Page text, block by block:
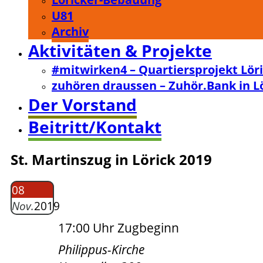
U81
Archiv
Aktivitäten & Projekte
#mitwirken4 – Quartiersprojekt
zuhören draussen – Zuhör.Bank in
Der Vorstand
Beitritt/Kontakt
St. Martinszug in Lörick 2019
08
Nov.2019
17:00 Uhr Zugbeginn
Philippus-Kirche